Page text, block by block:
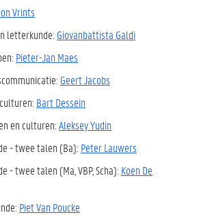
Vrints
letterkunde: Giovanbattista Galdi
Pieter-Jan Maes
Geert Jacobs
Bart Dessein
en culturen:Aleksey Yudin
- twee talen (Ba): Peter Lauwers
- twee talen (Ma, VBP, Scha): Koen De
Piet Van Poucke